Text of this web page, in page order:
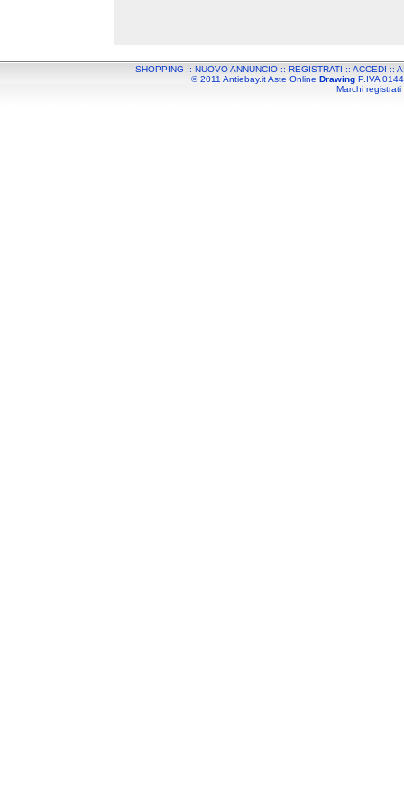
SHOPPING :: NUOVO ANNUNCIO:: REGISTRATI :: ACCEDI ::
© 2011 Antiebay.it Aste Online DrawingP.IVA
Marchi